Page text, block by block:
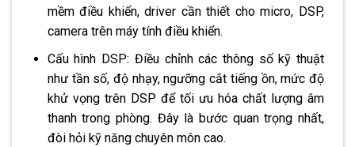
mềm điều khiển, driver cần thiết cho micro, DSP,
camera trên máy tính điều khiển.
Cấu hình DSP: Điều chỉnh các thông số kỹ thuật
như tần số, độ nhạy, ngưỡng cắt tiếng ồn, mức độ
khử vọng trên DSP để tối ưu hóa chất lượng âm
thanh trong phòng. Đây là bước quan trọng nhất,
đòi hỏi kỹ năng chuyên môn cao.